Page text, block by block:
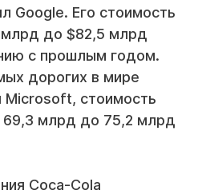
Google. Его стоимость
млрд до $82,5 млрд
с прошлым годом.
дорогих в мире
Microsoft, стоимость
69,3 млрд до 75,2 млрд
Coca-Cola